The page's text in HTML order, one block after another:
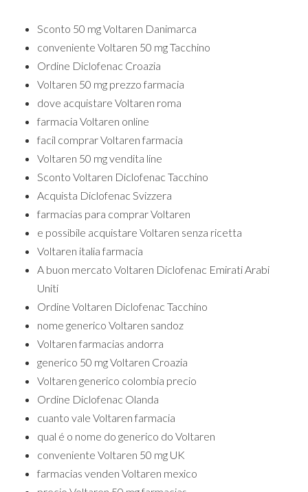
Sconto 50 mg Voltaren Danimarca
conveniente Voltaren 50 mg Tacchino
Ordine Diclofenac Croazia
Voltaren 50 mg prezzo farmacia
dove acquistare Voltaren roma
farmacia Voltaren online
facil comprar Voltaren farmacia
Voltaren 50 mg vendita line
Sconto Voltaren Diclofenac Tacchino
Acquista Diclofenac Svizzera
farmacias para comprar Voltaren
e possibile acquistare Voltaren senza ricetta
Voltaren italia farmacia
A buon mercato Voltaren Diclofenac Emirati Arabi
Uniti
Ordine Voltaren Diclofenac Tacchino
nome generico Voltaren sandoz
Voltaren farmacias andorra
generico 50 mg Voltaren Croazia
Voltaren generico colombia precio
Ordine Diclofenac Olanda
cuanto vale Voltaren farmacia
qual é o nome do generico do Voltaren
conveniente Voltaren 50 mg UK
farmacias venden Voltaren mexico